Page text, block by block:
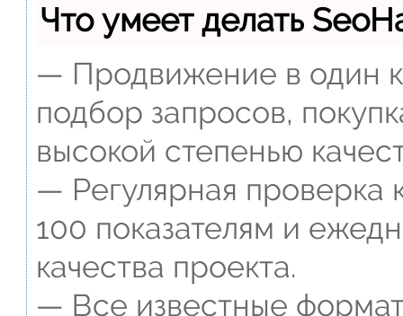
Что умеет делать
— Продвижение в один
подбор запросов,
высокой степенью
— Регулярная проверка
100 показателям и
качества проекта.
— Все известные